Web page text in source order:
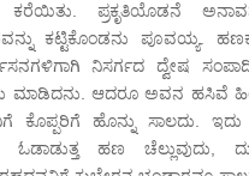
ಕರೆಯಿತು. ಪ್ರಕೃತಿಯೊಡನೆ
ಕಟ್ಟಿಕೊಂಡನು ಪೂವಯ್ಯ.
ನಿಸರ್ಗದ ದ್ವೇಷ
ಮಾಡಿದನು. ಆದರೂ ಅವನ ಹಸಿವೆ
ಕೊಪ್ಪರಿಗೆ ಹೊನ್ನು ಸಾಲದು. ಇದು
ಓಡಾಡುತ್ತ ಹಣ ಚೆಲ್ಲುವುದು,